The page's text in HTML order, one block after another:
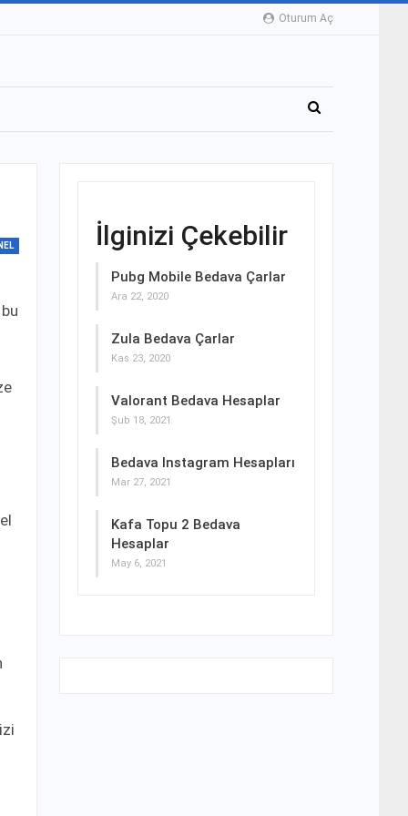
Oturum Aç
İlginizi Çekebilir
Pubg Mobile Bedava Çarlar
Ara 22, 2020
Zula Bedava Çarlar
Kas 23, 2020
Valorant Bedava Hesaplar
Şub 18, 2021
Bedava Instagram Hesapları
Mar 27, 2021
Kafa Topu 2 Bedava
Hesaplar
May 6, 2021